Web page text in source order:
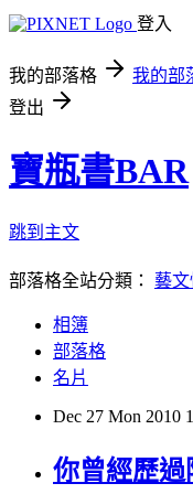
登入
我的部落格 我的部
登出
寶瓶書BAR
跳到主文
部落格全站分類： 藝文
相簿
部落格
名片
Dec 27 Mon 2010
你曾經歷